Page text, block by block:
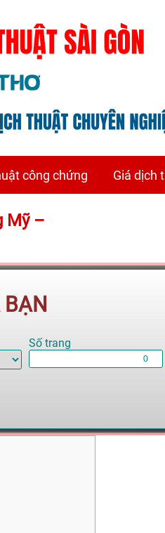
công chứng Giá dịch
Mỹ –
Số trang